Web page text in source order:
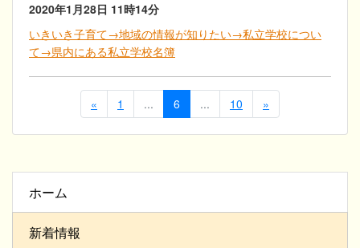
ホーム
新着情報
2020年1月28日 11時14分
いきいき子育て→地域の情報が知りたい→私立学校につい
て→県内にある私立学校名簿
« 1 ... 6 ... 10 »